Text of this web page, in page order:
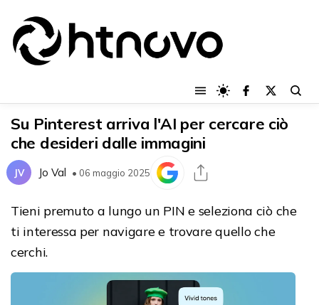
Su Pinterest arriva l'AI per cercare ciò
che desideri dalle immagini
JV Jo Val • 06 maggio 2025
Tieni premuto a lungo un PIN e seleziona ciò che
ti interessa per navigare e trovare quello che
cerchi.